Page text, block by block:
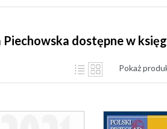
dostępne w
Pokaż